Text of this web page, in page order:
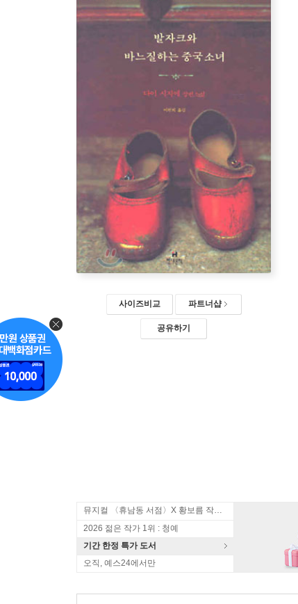
사이즈비교 파트너샵
공유하기
뮤지컬 〈휴남동 서점〉X 황보름 작가 북토크
2026 젊은 작가 1위 : 청예
기간 한정 특가 도서
오직, 예스24에서만